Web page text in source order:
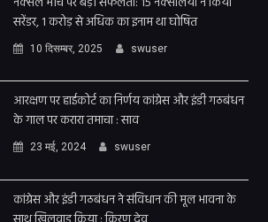
सरेंडर, 1 करोड़ से अधिक का इनाम था घोषित
10 दिसम्बर, 2025 swuser
आरक्षण पर हाईकोर्ट का निर्णय कांग्रेस और इंडी गठबंधन
के गाल पर करारा तमाचा : साव
23 मई, 2024 swuser
कांग्रेस और इंडी गठबंधन ने संविधान की मूल भावना के